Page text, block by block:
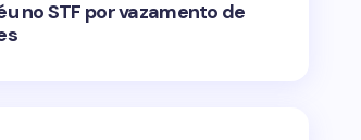
no STF por vazamento de